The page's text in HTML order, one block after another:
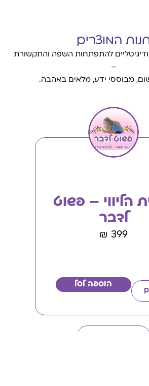
המוצרים
ודיגיטליים להתפתחות השפה והתקשורת
–
מבוססי ידע, מלאים באהבה.
הליווי – פשוט
לדבר
399
₪
הוספה לסל